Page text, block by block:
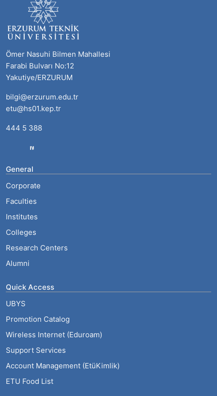
Ömer Nasuhi Bilmen Mahallesi
Farabi Bulvarı No:12
Yakutiye/ERZURUM
bilgi@erzurum.edu.tr
etu@hs01.kep.tr
444 5 388
General
Corporate
Faculties
Institutes
Colleges
Research Centers
Alumni
Quick Access
UBYS
Promotion Catalog
Wireless Internet (Eduroam)
Support Services
Account Management (EtüKimlik)
ETU Food List